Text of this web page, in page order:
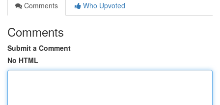
Comments
Who Upvoted
Comments
Submit a Comment
No HTML